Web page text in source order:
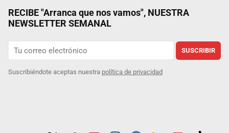
RECIBE "Arranca que nos vamos", NUESTRA
NEWSLETTER SEMANAL
SUSCRIBIR
Suscribiéndote aceptas nuestra política de privacidad